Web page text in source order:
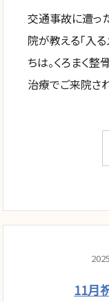
交通事故に遭っ
院が教える「入る
ちは。くろまく
治療でご来院さ
11月